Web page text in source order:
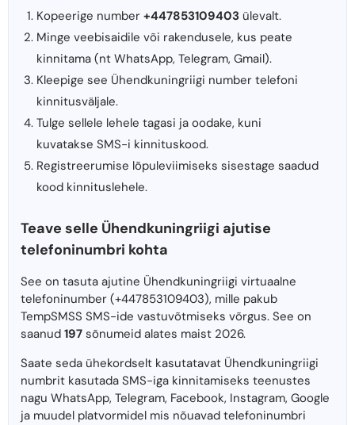
Kopeerige number +447853109403 ülevalt.
Minge veebisaidile või rakendusele, kus peate
kinnitama (nt WhatsApp, Telegram, Gmail).
Kleepige see Ühendkuningriigi number telefoni
kinnitusväljale.
Tulge sellele lehele tagasi ja oodake, kuni
kuvatakse SMS-i kinnituskood.
Registreerumise lõpuleviimiseks sisestage saadud
kood kinnituslehele.
Teave selle Ühendkuningriigi ajutise
telefoninumbri kohta
See on tasuta ajutine Ühendkuningriigi virtuaalne
telefoninumber (+447853109403), mille pakub
TempSMSS SMS-ide vastuvõtmiseks võrgus. See on
saanud 197 sõnumeid alates maist 2026.
Saate seda ühekordselt kasutatavat Ühendkuningriigi
numbrit kasutada SMS-iga kinnitamiseks teenustes
nagu WhatsApp, Telegram, Facebook, Instagram, Google
ja muudel platvormidel mis nõuavad telefoninumbri